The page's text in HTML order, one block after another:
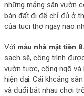
những mảng sân vườn
bán đất đi để chỉ đủ ở
của tuổi thơ ngày nào
Với mẫu nhà mặt tiền
sạch sẽ, công trình
vườn tược, cổng ngõ và
hiện đại. Cái khoảng
và đuổi bắt nhau chơi